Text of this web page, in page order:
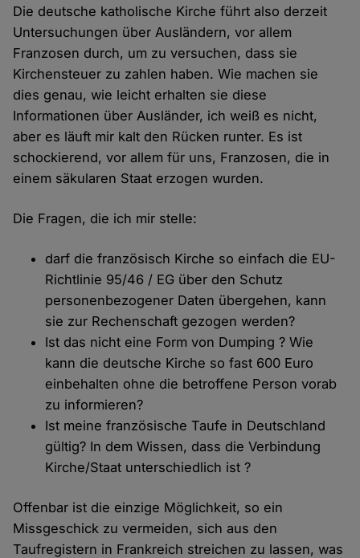
Die deutsche katholische Kirche führt also derzeit
Untersuchungen über Ausländern, vor allem
Franzosen durch, um zu versuchen, dass sie
Kirchensteuer zu zahlen haben. Wie machen sie
dies genau, wie leicht erhalten sie diese
Informationen über Ausländer, ich weiß es nicht,
aber es läuft mir kalt den Rücken runter. Es ist
schockierend, vor allem für uns, Franzosen, die in
einem säkularen Staat erzogen wurden.
Die Fragen, die ich mir stelle:
darf die französisch Kirche so einfach die EU-
Richtlinie 95/46 / EG über den Schutz
personenbezogener Daten übergehen, kann
sie zur Rechenschaft gezogen werden?
Ist das nicht eine Form von Dumping ? Wie
kann die deutsche Kirche so fast 600 Euro
einbehalten ohne die betroffene Person vorab
zu informieren?
Ist meine französische Taufe in Deutschland
gültig? In dem Wissen, dass die Verbindung
Kirche/Staat unterschiedlich ist ?
Offenbar ist die einzige Möglichkeit, so ein
Missgeschick zu vermeiden, sich aus den
Taufregistern in Frankreich streichen zu lassen, was